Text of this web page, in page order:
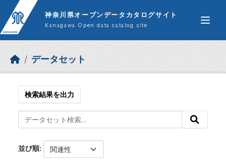
Skip to main content
神奈川県オープンデータカタログサイト
Kanagawa Open data catalog site
データセット
検索結果を出力
並び順